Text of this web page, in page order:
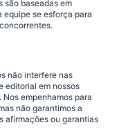
são baseadas em
se esforça para
não interfere nas
editorial em nossos
empenhamos para
não garantimos a
afirmações ou garantias